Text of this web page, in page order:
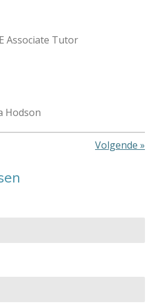
Associate Tutor
Hodson
Volgende »